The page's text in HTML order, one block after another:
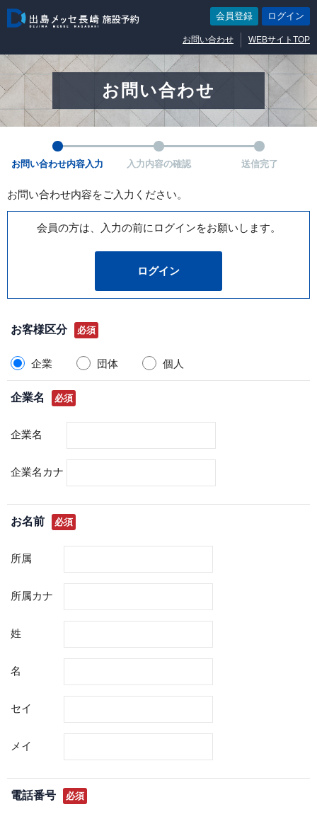
お問い合わせ WEBサイトTOP
会員登録 ログイン
お問い合わせ
お問い合わせ内容入力 入力内容の確認 送信完了
お問い合わせ内容をご入力ください。
会員の方は、入力の前にログインをお願いします。
ログイン
お客様区分 必須
企業 団体 個人
企業名 必須
企業名
企業名カナ
お名前 必須
所属
所属カナ
姓
名
セイ
メイ
電話番号 必須